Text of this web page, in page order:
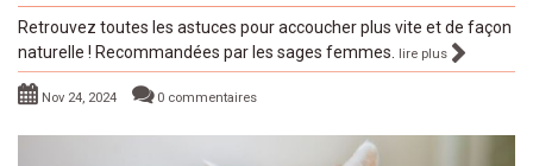
Retrouvez toutes les astuces pour accoucher plus vite et de façon
naturelle ! Recommandées par les sages femmes.
lire plus
Nov 24, 2024 0 commentaires